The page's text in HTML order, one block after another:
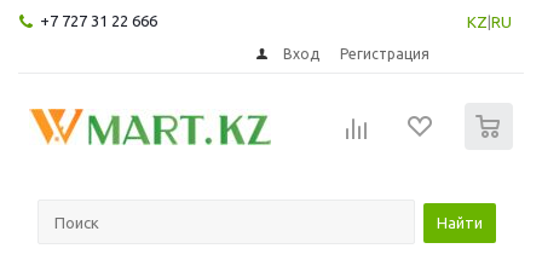
+7 727 31 22 666 KZ RU
Вход Регистрация
Найти